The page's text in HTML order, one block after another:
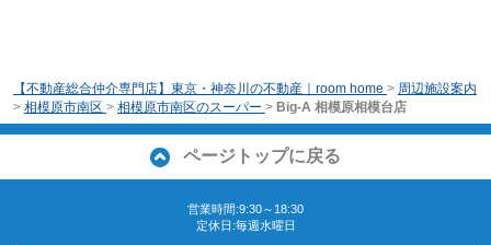
【不動産総合仲介専門店】東京・神奈川の不動産｜room home > 周辺施設案内
> 相模原市南区 > 相模原市南区のスーパー > Big-A 相模原相模台店
ページトップに戻る
営業時間:9:30～18:30
定休日:毎週水曜日